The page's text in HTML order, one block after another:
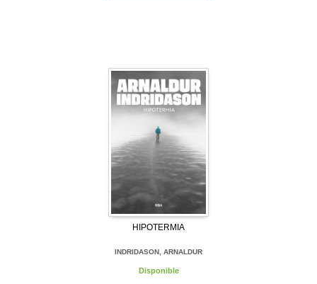
HIPOTERMIA
INDRIDASON, ARNALDUR
Disponible